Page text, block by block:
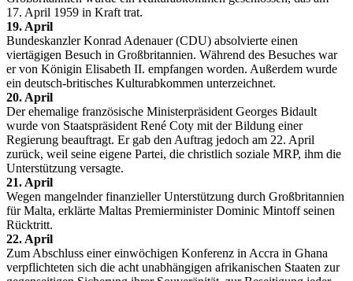
17. April 1959 in Kraft trat.
19. April
Bundeskanzler Konrad Adenauer (CDU) absolvierte einen
viertägigen Besuch in Großbritannien. Während des Besuches war
er von Königin Elisabeth II. empfangen worden. Außerdem wurde
ein deutsch-britisches Kulturabkommen unterzeichnet.
20. April
Der ehemalige französische Ministerpräsident Georges Bidault
wurde von Staatspräsident René Coty mit der Bildung einer
Regierung beauftragt. Er gab den Auftrag jedoch am 22. April
zurück, weil seine eigene Partei, die christlich soziale MRP, ihm die
Unterstützung versagte.
21. April
Wegen mangelnder finanzieller Unterstützung durch Großbritannien
für Malta, erklärte Maltas Premierminister Dominic Mintoff seinen
Rücktritt.
22. April
Zum Abschluss einer einwöchigen Konferenz in Accra in Ghana
verpflichteten sich die acht unabhängigen afrikanischen Staaten zur